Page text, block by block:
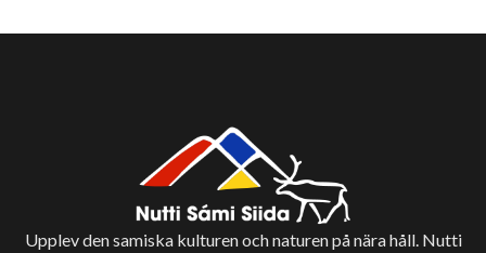
Upplev den samiska kulturen och naturen på nära håll. Nutti